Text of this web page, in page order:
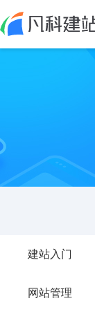
建站入门
网站管理